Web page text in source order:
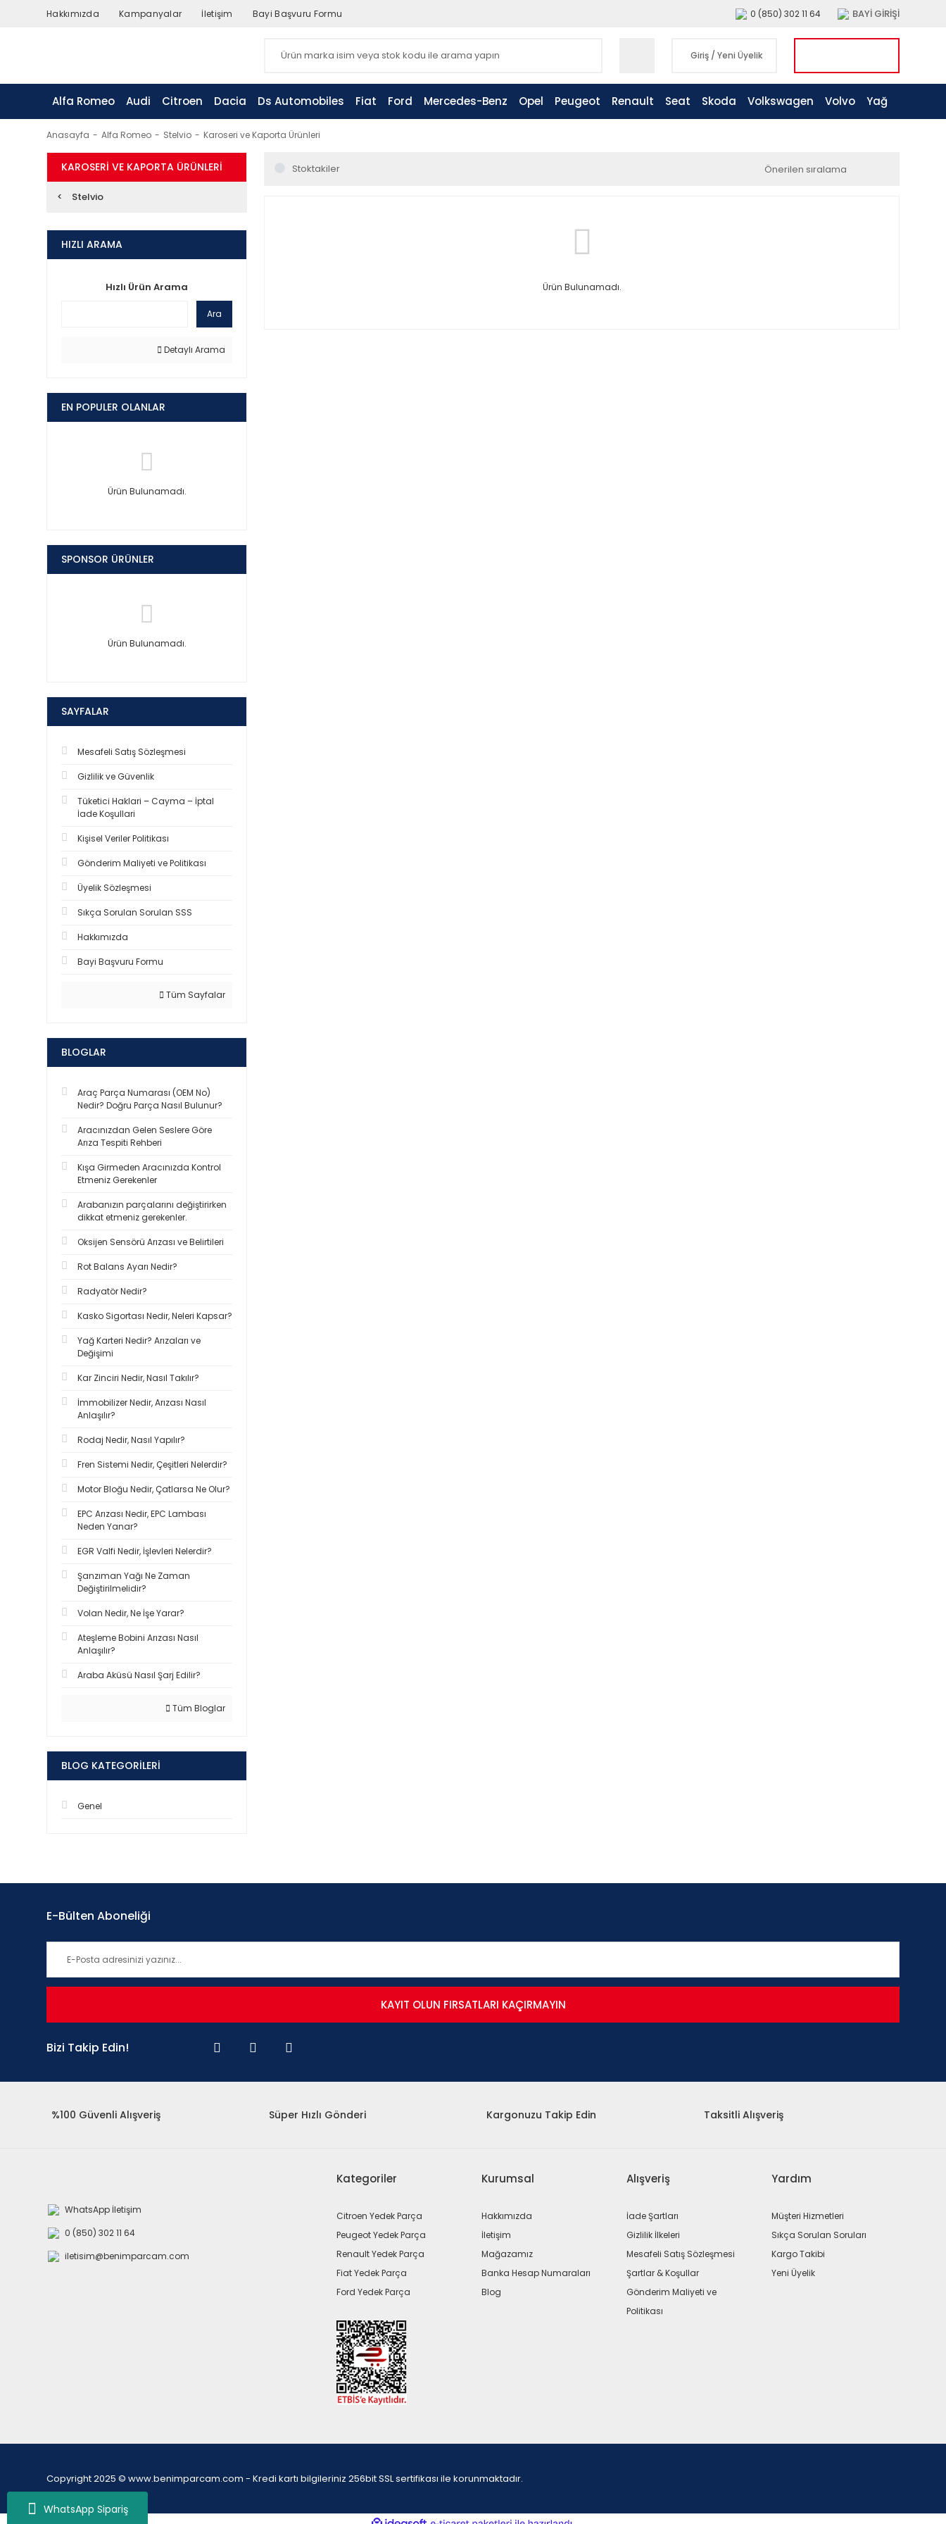
WhatsApp Sipariş
Hakkımızda Kampanyalar İletişim Bayi Başvuru Formu 0 (850) 302 11 64 BAYİ GİRİŞİ
Giriş / Yeni Üyelik
Alfa Romeo Audi Citroen Dacia Ds Automobiles Fiat Ford Mercedes-Benz Opel Peugeot Renault Seat Skoda Volkswagen Volvo Yağ
Anasayfa Alfa Romeo Stelvio Karoseri ve Kaporta Ürünleri
KAROSERI VE KAPORTA ÜRÜNLERI
Stelvio
HIZLI ARAMA
Hızlı Ürün Arama
Ara
Detaylı Arama
EN POPULER OLANLAR
Ürün Bulunamadı.
SPONSOR ÜRÜNLER
Ürün Bulunamadı.
SAYFALAR
Mesafeli Satış Sözleşmesi
Gizlilik ve Güvenlik
Tüketici Haklari – Cayma – İptal
İade Koşullari
Kişisel Veriler Politikası
Gönderim Maliyeti ve Politikası
Üyelik Sözleşmesi
Sıkça Sorulan Sorulan SSS
Hakkımızda
Bayi Başvuru Formu
Tüm Sayfalar
BLOGLAR
Araç Parça Numarası (OEM No)
Nedir? Doğru Parça Nasıl Bulunur?
Aracınızdan Gelen Seslere Göre
Arıza Tespiti Rehberi
Kışa Girmeden Aracınızda Kontrol
Etmeniz Gerekenler
Arabanızın parçalarını değiştirirken
dikkat etmeniz gerekenler.
Oksijen Sensörü Arızası ve Belirtileri
Rot Balans Ayarı Nedir?
Radyatör Nedir?
Kasko Sigortası Nedir, Neleri Kapsar?
Yağ Karteri Nedir? Arızaları ve
Değişimi
Kar Zinciri Nedir, Nasıl Takılır?
İmmobilizer Nedir, Arızası Nasıl
Anlaşılır?
Rodaj Nedir, Nasıl Yapılır?
Fren Sistemi Nedir, Çeşitleri Nelerdir?
Motor Bloğu Nedir, Çatlarsa Ne Olur?
EPC Arızası Nedir, EPC Lambası
Neden Yanar?
EGR Valfi Nedir, İşlevleri Nelerdir?
Şanzıman Yağı Ne Zaman
Değiştirilmelidir?
Volan Nedir, Ne İşe Yarar?
Ateşleme Bobini Arızası Nasıl
Anlaşılır?
Araba Aküsü Nasıl Şarj Edilir?
Tüm Bloglar
BLOG KATEGORILERI
Genel
Stoktakiler
Ürün Bulunamadı.
E-Bülten Aboneliği
KAYIT OLUN FIRSATLARI KAÇIRMAYIN
Bizi Takip Edin!
%100 Güvenli Alışveriş Süper Hızlı Gönderi Kargonuzu Takip Edin Taksitli Alışveriş
WhatsApp İletişim
0 (850) 302 11 64
iletisim@benimparcam.com
Kategoriler
Citroen Yedek Parça
Peugeot Yedek Parça
Renault Yedek Parça
Fiat Yedek Parça
Ford Yedek Parça
Kurumsal
Hakkımızda
İletişim
Mağazamız
Banka Hesap Numaraları
Blog
Alışveriş
İade Şartları
Gizlilik İlkeleri
Mesafeli Satış Sözleşmesi
Şartlar & Koşullar
Gönderim Maliyeti ve
Politikası
Yardım
Müşteri Hizmetleri
Sıkça Sorulan Soruları
Kargo Takibi
Yeni Üyelik
Copyright 2025 © www.benimparcam.com - Kredi kartı bilgileriniz 256bit SSL sertifikası ile korunmaktadır.